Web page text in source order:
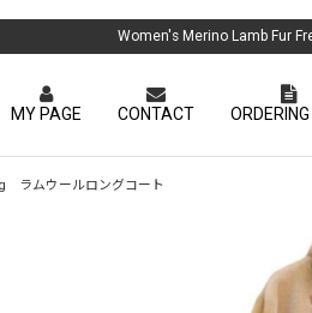
Women's Merino Lamb Fur
MY PAGE CONTACT ORDERING
ラムウールロングコート